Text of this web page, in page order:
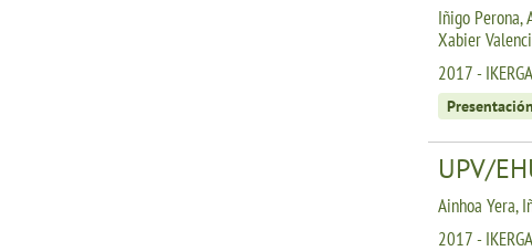
Iñigo Perona,
Xabier
2017 -
UPV/
Ainhoa Yera,
2017 -